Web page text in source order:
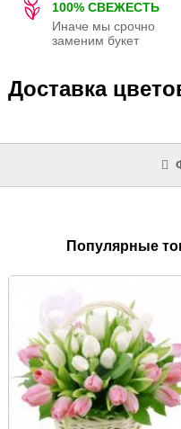
100% СВЕЖЕСТЬ
Иначе мы срочно
заменим букет
Доставка
Популярные